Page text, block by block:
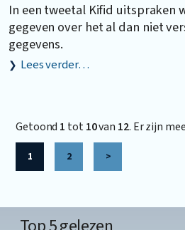
In een tweetal Kifid uitspraken
gegeven over het al dan niet
gegevens.
Lees verder…
Getoond 1 tot10van 12. Er zijn
1 2 >